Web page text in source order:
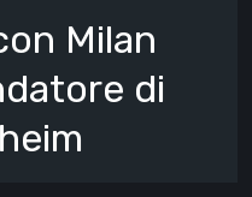
Milan
di